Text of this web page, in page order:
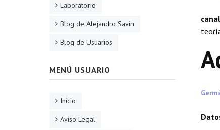
canal
Laboratorio
Blog de Alejandro Savin
Blog de Usuarios
MENÚ USUARIO
Inicio
Aviso Legal